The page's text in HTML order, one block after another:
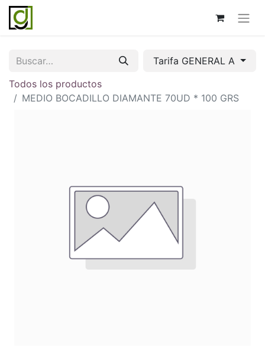
Tarifa GENERAL A
Todos los productos
MEDIO BOCADILLO DIAMANTE 70UD * 100 GRS